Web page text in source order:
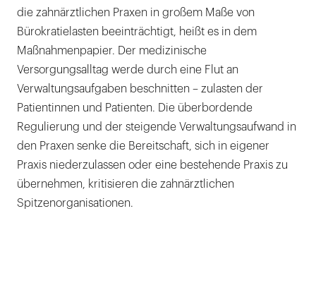
die zahnärztlichen Praxen in großem Maße von
Bürokratielasten beeinträchtigt, heißt es in dem
Maßnahmenpapier. Der medizinische
Versorgungsalltag werde durch eine Flut an
Verwaltungsaufgaben beschnitten – zulasten der
Patientinnen und Patienten. Die überbordende
Regulierung und der steigende Verwaltungsaufwand in
den Praxen senke die Bereitschaft, sich in eigener
Praxis niederzulassen oder eine bestehende Praxis zu
übernehmen, kritisieren die zahnärztlichen
Spitzenorganisationen.